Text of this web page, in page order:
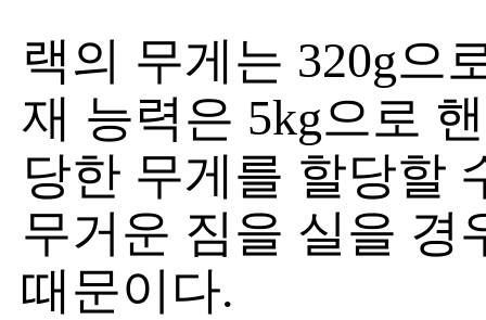
랙의 무게는 320g으
재 능력은 5kg으로
당한 무게를 할당할
무거운 짐을 실을 경
때문이다.